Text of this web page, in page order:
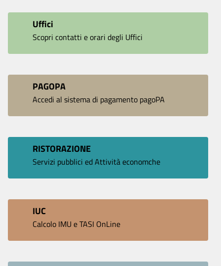
Uffici
Scopri contatti e orari degli Uffici
PAGOPA
Accedi al sistema di pagamento pagoPA
RISTORAZIONE
Servizi pubblici ed Attività economche
IUC
Calcolo IMU e TASI OnLine